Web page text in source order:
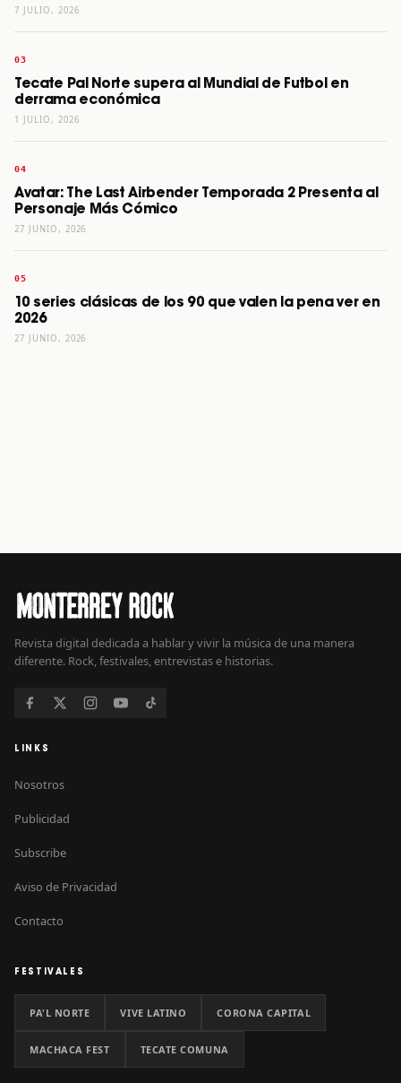
7 JULIO, 2026
Tecate Pal Norte supera al Mundial de Futbol en
derrama económica
1 JULIO, 2026
Avatar: The Last Airbender Temporada 2 Presenta al
Personaje Más Cómico
27 JUNIO, 2026
10 series clásicas de los 90 que valen la pena ver en
2026
27 JUNIO, 2026
Revista digital dedicada a hablar y vivir la música de una manera
diferente. Rock, festivales, entrevistas e historias.
LINKS
Nosotros
Publicidad
Subscribe
Aviso de Privacidad
Contacto
FESTIVALES
PA'L NORTE VIVE LATINO CORONA CAPITAL
MACHACA FEST TECATE COMUNA